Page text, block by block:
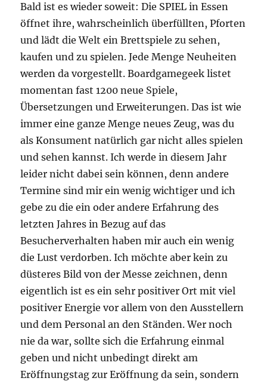
Bald ist es wieder soweit: Die SPIEL in Essen
öffnet ihre, wahrscheinlich überfüllten, Pforten
und lädt die Welt ein Brettspiele zu sehen,
kaufen und zu spielen. Jede Menge Neuheiten
werden da vorgestellt. Boardgamegeek listet
momentan fast 1200 neue Spiele,
Übersetzungen und Erweiterungen. Das ist wie
immer eine ganze Menge neues Zeug, was du
als Konsument natürlich gar nicht alles spielen
und sehen kannst. Ich werde in diesem Jahr
leider nicht dabei sein können, denn andere
Termine sind mir ein wenig wichtiger und ich
gebe zu die ein oder andere Erfahrung des
letzten Jahres in Bezug auf das
Besucherverhalten haben mir auch ein wenig
die Lust verdorben. Ich möchte aber kein zu
düsteres Bild von der Messe zeichnen, denn
eigentlich ist es ein sehr positiver Ort mit viel
positiver Energie vor allem von den Ausstellern
und dem Personal an den Ständen. Wer noch
nie da war, sollte sich die Erfahrung einmal
geben und nicht unbedingt direkt am
Eröffnungstag zur Eröffnung da sein, sondern